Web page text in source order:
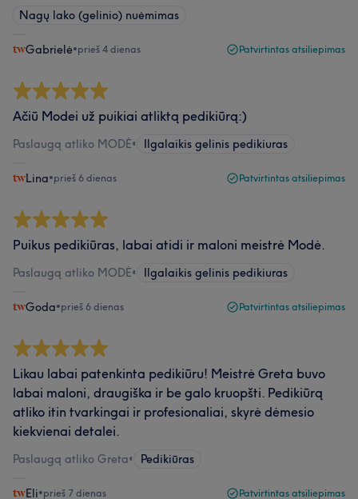
Nagų lako (gelinio) nuėmimas
Gabrielė•prieš 4 dienas Patvirtintas atsiliepimas
Ačiū Modei už puikiai atliktą pedikiūrą:)
Paslaugą atliko MODĖ• Ilgalaikis gelinis pedikiuras
Lina•prieš 6 dienas Patvirtintas atsiliepimas
Puikus pedikiūras, labai atidi ir maloni meistrė Modė.
Paslaugą atliko MODĖ• Ilgalaikis gelinis pedikiuras
Goda•prieš 6 dienas Patvirtintas atsiliepimas
Likau labai patenkinta pedikiūru! Meistrė Greta buvo
labai maloni, draugiška ir be galo kruopšti. Pedikiūrą
atliko itin tvarkingai ir profesionaliai, skyrė dėmesio
kiekvienai detalei.
Paslaugą atliko Greta• Pedikiūras
Eli•prieš 7 dienas Patvirtintas atsiliepimas